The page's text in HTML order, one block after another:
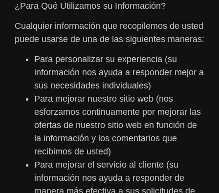
¿Para Qué Utilizamos su Información?
Cualquier información que recopilemos de usted
puede usarse de una de las siguientes maneras:
Para personalizar su experiencia (su
información nos ayuda a responder mejor a
sus necesidades individuales)
Para mejorar nuestro sitio web (nos
esforzamos continuamente por mejorar las
ofertas de nuestro sitio web en función de
la información y los comentarios que
recibimos de usted)
Para mejorar el servicio al cliente (su
información nos ayuda a responder de